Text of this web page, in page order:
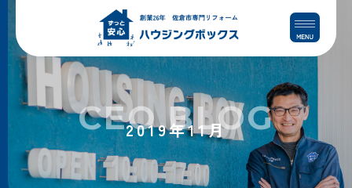
コ
テ
ン
ス
ナ
ゲ
ー
ン
2019年11月
CEO BLOG